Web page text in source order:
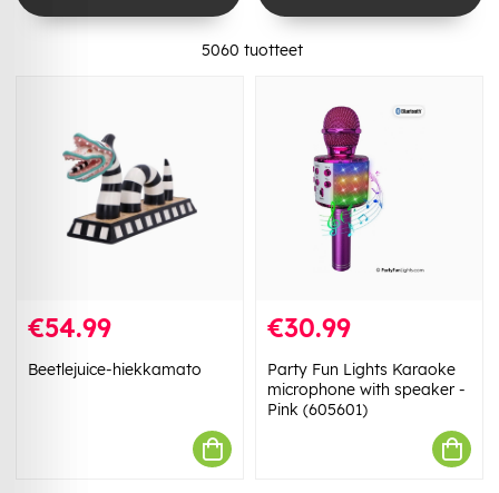
5060 tuotteet
€54.99
Beetlejuice-hiekkamato
€30.99
Party Fun Lights Karaoke
microphone with speaker -
Pink (605601)